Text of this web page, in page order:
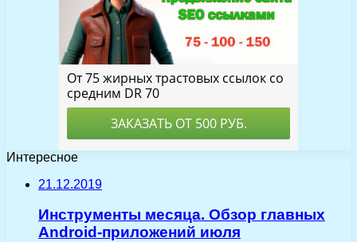
Интересное
21.12.2019
Инструменты месяца. Обзор главных
Android-приложений июля